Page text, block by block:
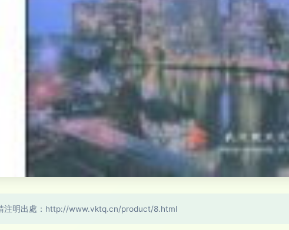
注明出處：http://www.vktq.cn/product/8.html